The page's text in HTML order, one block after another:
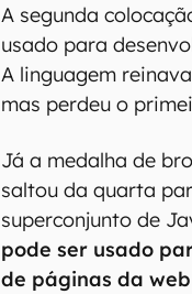
A segunda
usado para
A linguagem
mas perdeu o
Já a medalha de
saltou da quarta
superconjunto de
pode ser usado
de páginas da